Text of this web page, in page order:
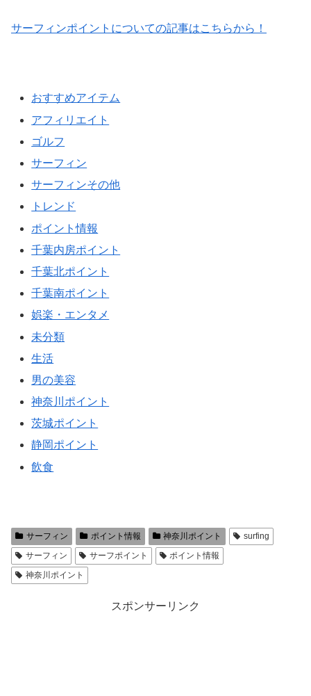
サーフィンポイントについての記事はこちらから！
おすすめアイテム
アフィリエイト
ゴルフ
サーフィン
サーフィンその他
トレンド
ポイント情報
千葉内房ポイント
千葉北ポイント
千葉南ポイント
娯楽・エンタメ
未分類
生活
男の美容
神奈川ポイント
茨城ポイント
静岡ポイント
飲食
サーフィン ポイント情報 神奈川ポイント
surfing
サーフィン
サーフポイント
ポイント情報
神奈川ポイント
スポンサーリンク